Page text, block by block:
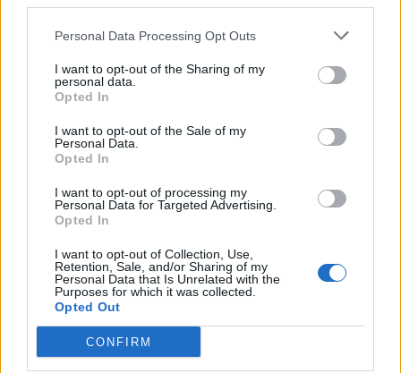
Personal Data Processing Opt Outs
I want to opt-out of the Sharing of my
personal data.
Opted In
I want to opt-out of the Sale of my
Personal Data.
Opted In
I want to opt-out of processing my
Personal Data for Targeted Advertising.
Opted In
I want to opt-out of Collection, Use,
Retention, Sale, and/or Sharing of my
Personal Data that Is Unrelated with the
Purposes for which it was collected.
Opted Out
CONFIRM
lykkes.
det er faktisk gået rigtig fint. Det meste af mit
arbejde er heroppe nu, fordi jeg har fået så
mange fiskere og sømænd. Det går lidt som ringe i
vandet, fortæller Eva Folkersen.
Vis mere
Del artikel